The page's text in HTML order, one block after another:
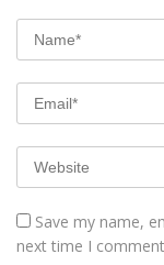
Save my name,
next time I